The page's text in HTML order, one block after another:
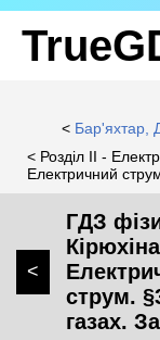
< Бар'яхтар,
< Розділ II -
Електричний
<
ГДЗ
струм.
газах.